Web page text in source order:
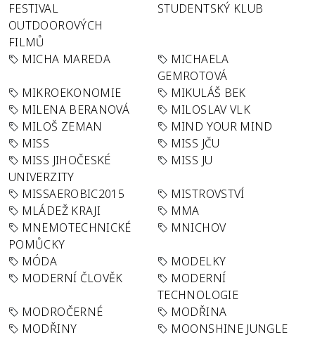
FESTIVAL
OUTDOOROVÝCH
FILMŮ
STUDENTSKÝ KLUB
MICHA MAREDA
MICHAELA
GEMROTOVÁ
MIKROEKONOMIE
MIKULÁŠ BEK
MILENA BERANOVÁ
MILOSLAV VLK
MILOŠ ZEMAN
MIND YOUR MIND
MISS
MISS JČU
MISS JIHOČESKÉ
UNIVERZITY
MISS JU
MISSAEROBIC2015
MISTROVSTVÍ
MLÁDEŽ KRAJI
MMA
MNEMOTECHNICKÉ
POMŮCKY
MNICHOV
MÓDA
MODELKY
MODERNÍ ČLOVĚK
MODERNÍ
TECHNOLOGIE
MODROČERNÉ
MODŘINA
MODŘINY
MOONSHINE JUNGLE